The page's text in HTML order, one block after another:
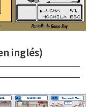
inglés)